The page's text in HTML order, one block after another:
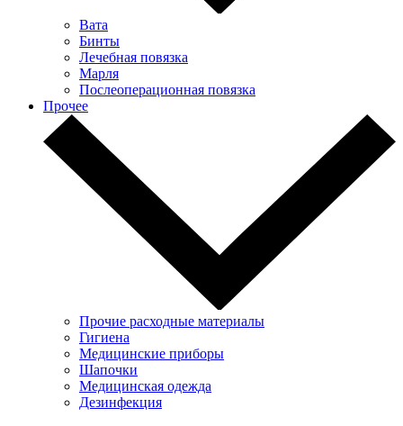
Вата
Бинты
Лечебная повязка
Марля
Послеоперационная повязка
Прочее
Прочие расходные материалы
Гигиена
Медицинские приборы
Шапочки
Медицинская одежда
Дезинфекция